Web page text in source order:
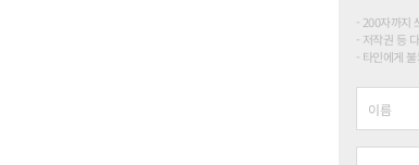
200자까지
저작권 등
타인에게